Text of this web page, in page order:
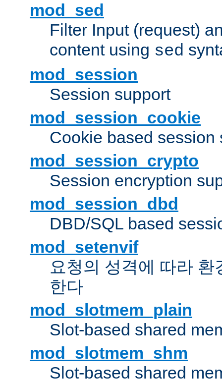
mod_sed
Filter Input (request)
content using sed
mod_session
Session support
mod_session_cookie
Cookie based session
mod_session_crypto
Session encryption
mod_session_dbd
DBD/SQL based
mod_setenvif
요청의 성격에 따라
한다
mod_slotmem_plain
Slot-based shared
mod_slotmem_shm
Slot-based shared